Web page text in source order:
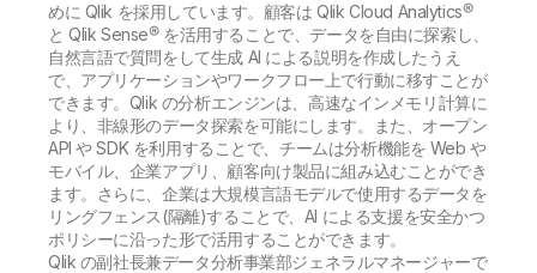
めに Qlik を採用しています。顧客は Qlik Cloud Analytics®
と Qlik Sense® を活用することで、データを自由に探索し、
自然言語で質問をして生成 AI による説明を作成したうえ
で、アプリケーションやワークフロー上で行動に移すことが
できます。Qlik の分析エンジンは、高速なインメモリ計算に
より、非線形のデータ探索を可能にします。また、オープン
API や SDK を利用することで、チームは分析機能を Web や
モバイル、企業アプリ、顧客向け製品に組み込むことができ
ます。さらに、企業は大規模言語モデルで使用するデータを
リングフェンス(隔離)することで、AI による支援を安全かつ
ポリシーに沿った形で活用することができます。
Qlik の副社長兼データ分析事業部ジェネラルマネージャーで